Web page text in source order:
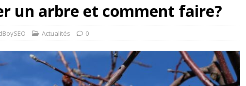
un arbre et comment faire?
Actualités 0